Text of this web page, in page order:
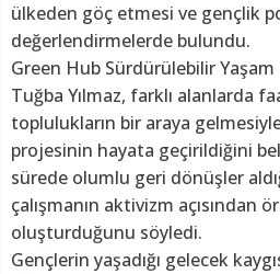
ülkeden göç etmesi ve gençlik
değerlendirmelerde bulundu.
Green Hub Sürdürülebilir
Tuğba Yılmaz, farklı alanlarda
toplulukların bir araya
projesinin hayata geçirildiğini
sürede olumlu geri dönüşler
çalışmanın aktivizm açısından
oluşturduğunu söyledi.
Gençlerin yaşadığı gelecek